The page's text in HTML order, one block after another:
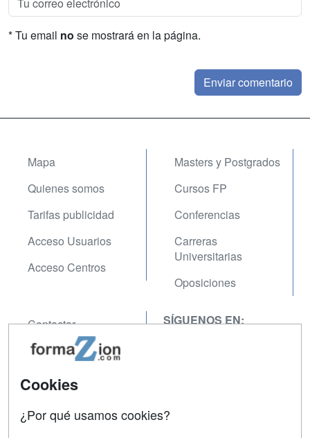
* Tu email no se mostrará en la página.
Mapa
Quienes somos
Tarifas publicidad
Acceso Usuarios
Acceso Centros
Masters y Postgrados
Cursos FP
Conferencias
Carreras
Universitarias
Oposiciones
Contactar
Confidencialidad
Aviso legal
SÍGUENOS EN:
Cookies
¿Por qué usamos cookies?